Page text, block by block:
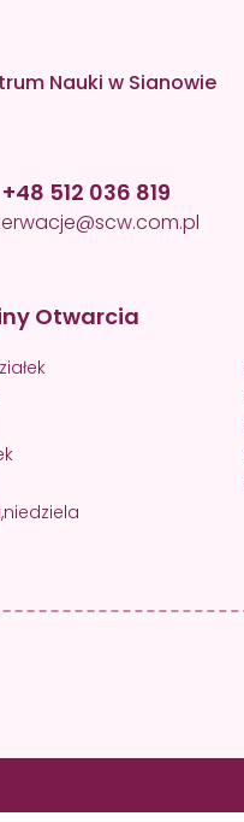
Nauki w Sianowie
+48 512 036 819
Otwarcia